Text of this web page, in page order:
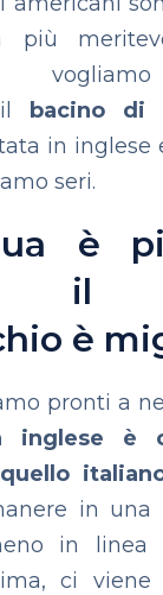
più
il
bacino di
in inglese
seri.
è
il
è
pronti a
inglese è
in una
in
ci viene